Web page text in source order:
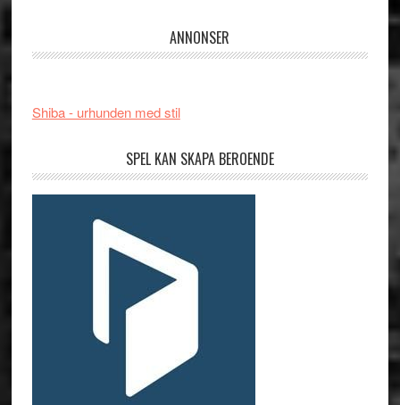
ANNONSER
Shiba - urhunden med stil
SPEL KAN SKAPA BEROENDE